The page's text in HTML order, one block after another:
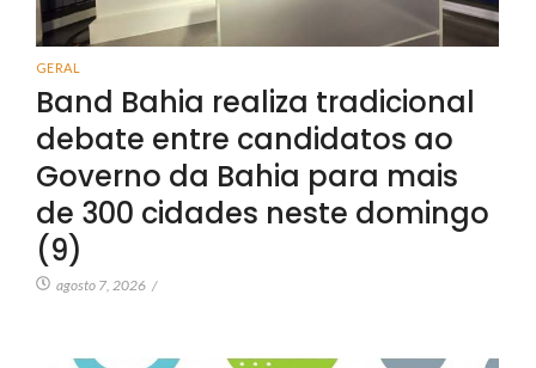
GERAL
Band Bahia realiza tradicional
debate entre candidatos ao
Governo da Bahia para mais
de 300 cidades neste domingo
(9)
agosto 7, 2026 /